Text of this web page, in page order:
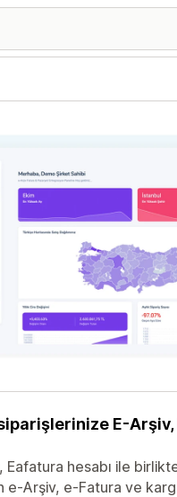
E-
hesabı ile
e-Arşiv, e-Fatura ve